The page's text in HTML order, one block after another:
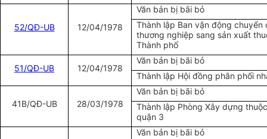
52/QĐ-UB 12/04/1978
Văn bản bị bãi bỏ
Thành lập Ban vận động chuyển
thương nghiệp sang sản xuất
Thành phố
51/QĐ-UB 12/04/1978
Văn bản bị bãi bỏ
Thành lập Hội đồng phân phối
41B/QĐ-UB 28/03/1978
Văn bản bị bãi bỏ
Thành lập Phòng Xây dựng
quận 3
Văn bản bị bãi bỏ